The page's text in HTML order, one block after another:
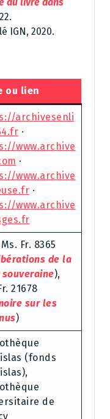
IGN, 2020.
ou lien
archivesenli
·
www.archive
·
www.archive
·
www.archive
Fr. 8365
de la
souveraine),
21678
sur les
)
(fonds
de